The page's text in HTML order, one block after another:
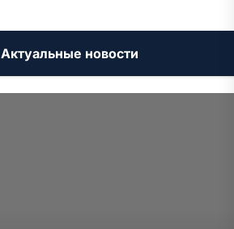
Актуальные новости